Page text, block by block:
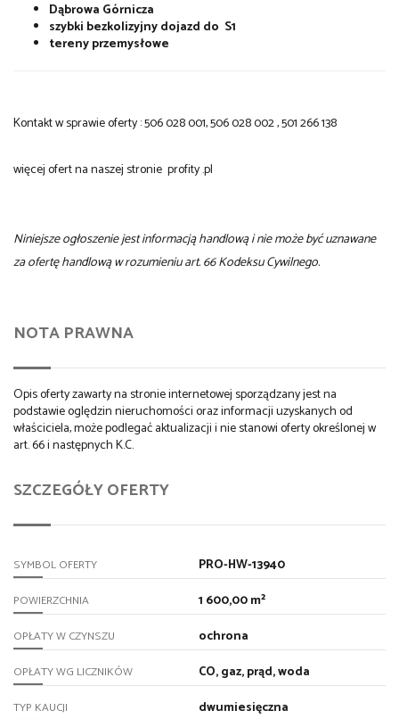
Dąbrowa Górnicza
szybki bezkolizyjny dojazd do S1
tereny przemysłowe
Kontakt w sprawie oferty : 506 028 001, 506 028 002 , 501 266 138
więcej ofert na naszej stronie profity .pl
Niniejsze ogłoszenie jest informacją handlową i nie może być uznawane
za ofertę handlową w rozumieniu art. 66 Kodeksu Cywilnego.
NOTA PRAWNA
Opis oferty zawarty na stronie internetowej sporządzany jest na
podstawie oględzin nieruchomości oraz informacji uzyskanych od
właściciela, może podlegać aktualizacji i nie stanowi oferty określonej w
art. 66 i następnych K.C.
SZCZEGÓŁY OFERTY
SYMBOL OFERTY PRO-HW-13940
POWIERZCHNIA 1 600,00 m²
OPŁATY W CZYNSZU ochrona
OPŁATY WG LICZNIKÓW CO, gaz, prąd, woda
TYP KAUCJI dwumiesięczna